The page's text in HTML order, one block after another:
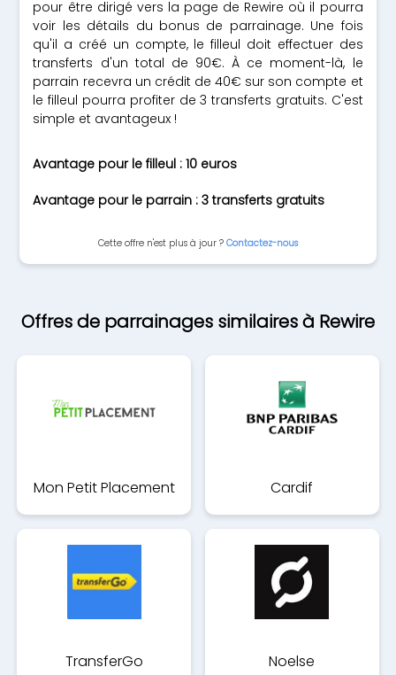
pour être dirigé vers la page de Rewire où il pourra
voir les détails du bonus de parrainage. Une fois
qu'il a créé un compte, le filleul doit effectuer des
transferts d'un total de 90€. À ce moment-là, le
parrain recevra un crédit de 40€ sur son compte et
le filleul pourra profiter de 3 transferts gratuits. C'est
simple et avantageux !
Avantage pour le filleul : 10 euros
Avantage pour le parrain : 3 transferts gratuits
Cette offre n'est plus à jour ? Contactez-nous
Offres de parrainages similaires à Rewire
Mon Petit Placement Cardif
TransferGo Noelse